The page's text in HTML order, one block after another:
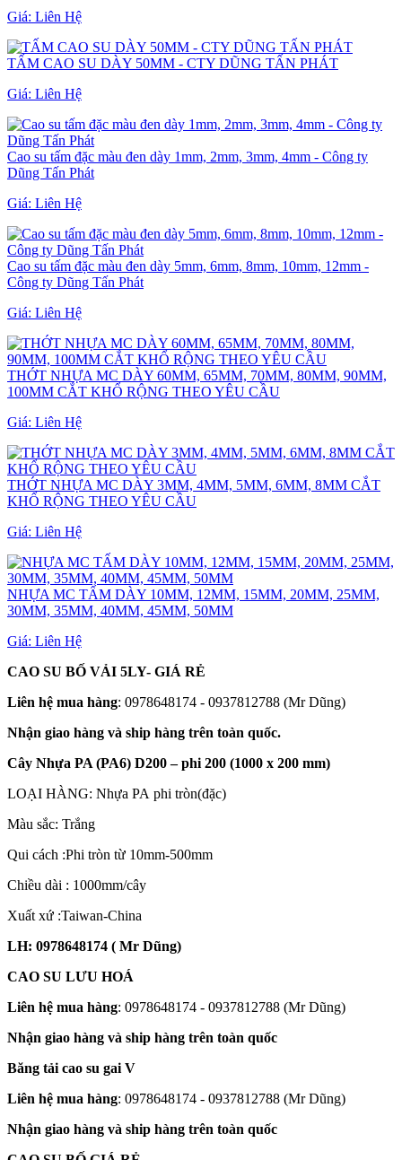
Giá: Liên Hệ
TẤM CAO SU DÀY 50MM - CTY DŨNG TẤN PHÁT
Giá: Liên Hệ
Cao su tấm đặc màu đen dày 1mm, 2mm, 3mm, 4mm - Công ty
Dũng Tấn Phát
Giá: Liên Hệ
Cao su tấm đặc màu đen dày 5mm, 6mm, 8mm, 10mm, 12mm -
Công ty Dũng Tấn Phát
Giá: Liên Hệ
THỚT NHỰA MC DÀY 60MM, 65MM, 70MM, 80MM, 90MM,
100MM CẮT KHỔ RỘNG THEO YÊU CẦU
Giá: Liên Hệ
THỚT NHỰA MC DÀY 3MM, 4MM, 5MM, 6MM, 8MM CẮT
KHỔ RỘNG THEO YÊU CẦU
Giá: Liên Hệ
NHỰA MC TẤM DÀY 10MM, 12MM, 15MM, 20MM, 25MM,
30MM, 35MM, 40MM, 45MM, 50MM
Giá: Liên Hệ
CAO SU BỐ VẢI 5LY- GIÁ RẺ
Liên hệ mua hàng: 0978648174 - 0937812788 (Mr Dũng)
Nhận giao hàng và ship hàng trên toàn quốc.
Cây Nhựa PA (PA6) D200 – phi 200 (1000 x 200 mm)
LOẠI HÀNG: Nhựa PA phi tròn(đặc)
Màu sắc: Trắng
Qui cách :Phi tròn từ 10mm-500mm
Chiều dài : 1000mm/cây
Xuất xứ :Taiwan-China
LH: 0978648174 ( Mr Dũng)
CAO SU LƯU HOÁ
Liên hệ mua hàng: 0978648174 - 0937812788 (Mr Dũng)
Nhận giao hàng và ship hàng trên toàn quốc
Băng tải cao su gai V
Liên hệ mua hàng: 0978648174 - 0937812788 (Mr Dũng)
Nhận giao hàng và ship hàng trên toàn quốc